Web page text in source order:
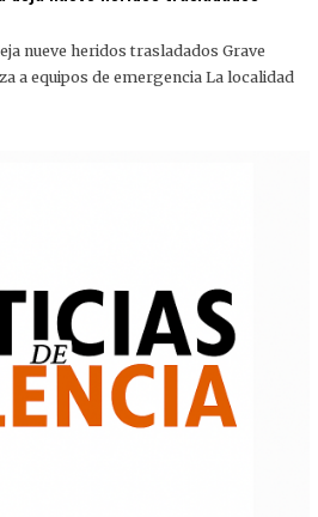
nueve heridos trasladados Grave
a equipos de emergencia La localidad